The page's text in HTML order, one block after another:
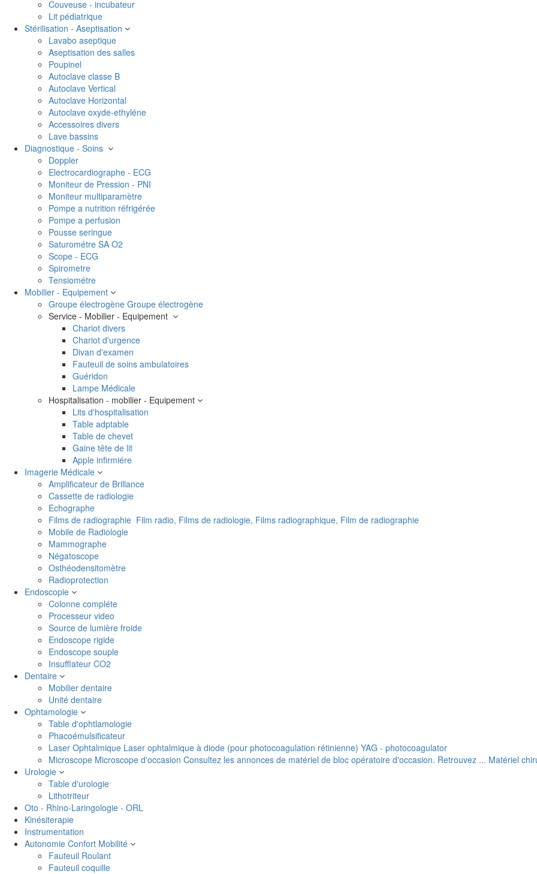
Couveuse - incubateur
Lit pédiatrique
Stérilisation - Aseptisation
Lavabo aseptique
Aseptisation des salles
Poupinel
Autoclave classe B
Autoclave Vertical
Autoclave Horizontal
Autoclave oxyde-ethyléne
Accessoires divers
Lave bassins
Diagnostique - Soins
Doppler
Electrocardiographe - ECG
Moniteur de Pression - PNI
Moniteur multiparamètre
Pompe a nutrition réfrigérée
Pompe a perfusion
Pousse seringue
Saturométre SA O2
Scope - ECG
Spirometre
Tensiométre
Mobilier - Equipement
Groupe électrogène Groupe électrogène
Service - Mobilier - Equipement
Chariot divers
Chariot d'urgence
Divan d'examen
Fauteuil de soins ambulatoires
Guéridon
Lampe Médicale
Hospitalisation - mobilier - Equipement
Lits d'hospitalisation
Table adptable
Table de chevet
Gaine tête de lit
Apple infirmiére
Imagerie Médicale
Amplificateur de Brillance
Cassette de radiologie
Echographe
Films de radiographie Film radio, Films de radiologie, Films radiographique, Film de radiographie
Mobile de Radiologie
Mammographe
Négatoscope
Osthéodensitomètre
Radioprotection
Endoscopie
Colonne compléte
Processeur video
Source de lumière froide
Endoscope rigide
Endoscope souple
Insufflateur CO2
Dentaire
Mobilier dentaire
Unité dentaire
Ophtamologie
Table d'ophtlamologie
Phacoémulsificateur
Laser Ophtalmique Laser ophtalmique à diode (pour photocoagulation rétinienne) YAG - photocoagulator
Microscope Microscope d'occasion Consultez les annonces de matériel de bloc opératoire d'occasion. Retrouvez ... Matériel
Urologie
Table d'urologie
Lithotriteur
Oto - Rhino-Laringologie - ORL
Kinésiterapie
Instrumentation
Autonomie Confort Mobilité
Fauteuil Roulant
Fauteuil coquille